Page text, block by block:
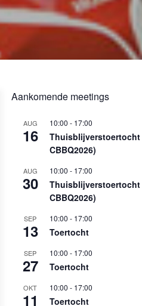
Aankomende meetings
AUG
16
10:00 - 17:00
Thuisblijverstoertocht
CBBQ2026)
AUG
30
10:00 - 17:00
Thuisblijverstoertocht
CBBQ2026)
SEP
13
10:00 - 17:00
Toertocht
SEP
27
10:00 - 17:00
Toertocht
OKT
11
10:00 - 17:00
Toertocht